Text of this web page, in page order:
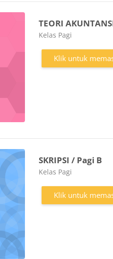
TEORI
Kategori kursus
Kelas Pagi
Klik untuk
SKRIPSI / Pagi B
Kategori kursus
Kelas Pagi
Klik untuk